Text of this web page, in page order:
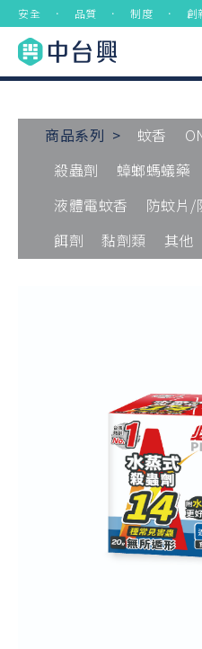
安全 ． 品質 ． 制度 ． 創
商品系列 > 蚊香
殺蟲劑
蟑螂螞蟻藥
液體電蚊香
防蚊片/
餌劑
黏劑類 其他